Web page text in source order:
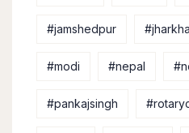
#jamshedpur
#modi #nepal
#pankajsingh